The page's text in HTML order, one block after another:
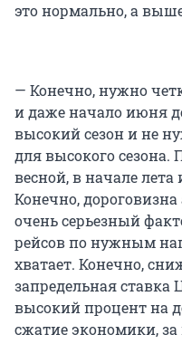
это нормально, а
— Конечно, нужно
и даже начало июня
высокий сезон и не
для высокого сезона.
весной, в начале
Конечно,
очень серьезный
рейсов по нужным
хватает. Конечно,
запредельная ставка
высокий процент на
сжатие экономики,